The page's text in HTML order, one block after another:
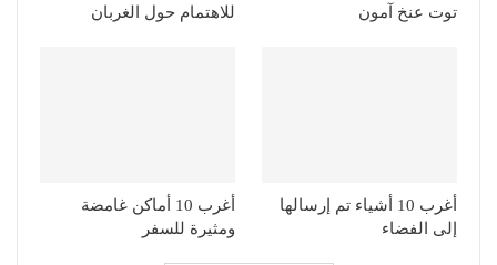
توت عنخ آمون
للاهتمام حول الغربان
أغرب 10 أشياء تم إرسالها
إلى الفضاء
أغرب 10 أماكن غامضة
ومثيرة للسفر